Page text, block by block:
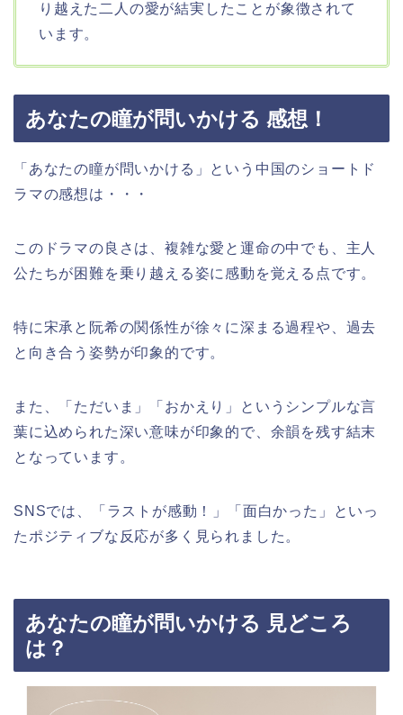
り越えた二人の愛が結実したことが象徴されて
います。
あなたの瞳が問いかける 感想！
「あなたの瞳が問いかける」という中国のショートド
ラマの感想は・・・
このドラマの良さは、複雑な愛と運命の中でも、主人
公たちが困難を乗り越える姿に感動を覚える点です。
特に宋承と阮希の関係性が徐々に深まる過程や、過去
と向き合う姿勢が印象的です。
また、「ただいま」「おかえり」というシンプルな言
葉に込められた深い意味が印象的で、余韻を残す結末
となっています。
SNSでは、「ラストが感動！」「面白かった」といっ
たポジティブな反応が多く見られました。
あなたの瞳が問いかける 見どころ
は？